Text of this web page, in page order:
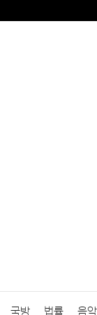
국방 법률 음악